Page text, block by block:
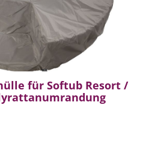
für Softub Resort /